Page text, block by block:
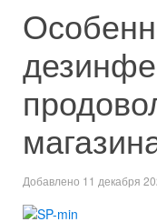
Добавлено 11 декабря